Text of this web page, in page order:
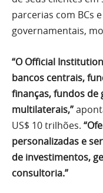
parcerias com BCs
governamentais,
“O Official
bancos centrais,
finanças, fundos de
multilaterais,”
US$ 10 trilhões.
personalizadas e
de investimentos,
consultoria.”